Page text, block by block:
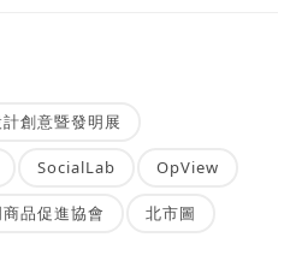
創意暨發明展
SocialLab OpView
品促進協會 北市圖